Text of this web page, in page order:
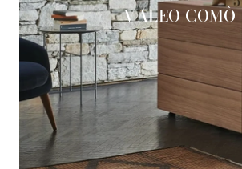
VALEO COMÒ